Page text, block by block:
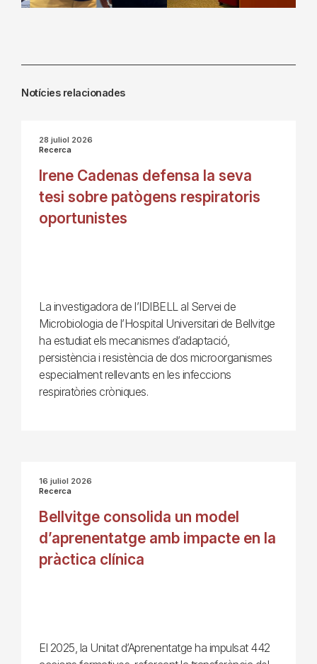
Notícies relacionades
28 juliol 2026
Recerca
Irene Cadenas defensa la seva
tesi sobre patògens respiratoris
oportunistes
La investigadora de l’IDIBELL al Servei de
Microbiologia de l’Hospital Universitari de Bellvitge
ha estudiat els mecanismes d’adaptació,
persistència i resistència de dos microorganismes
especialment rellevants en les infeccions
respiratòries cròniques.
16 juliol 2026
Recerca
Bellvitge consolida un model
d’aprenentatge amb impacte en la
pràctica clínica
El 2025, la Unitat d’Aprenentatge ha impulsat 442